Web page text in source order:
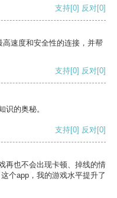
支持[0] 反对[0]
速度和安全性的连接，并帮
支持[0] 反对[0]
识的奥秘。
支持[0] 反对[0]
再也不会出现卡顿、掉线的情
个app，我的游戏水平提升了